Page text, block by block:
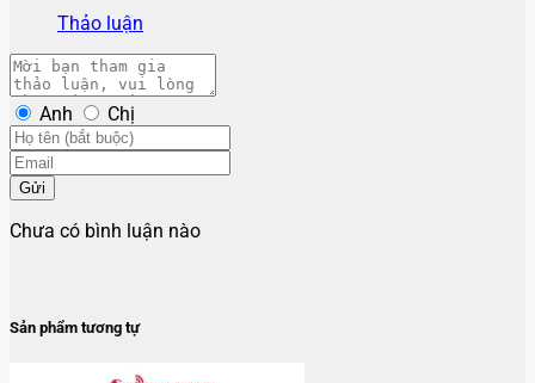
Thảo luận
Anh Chị
Gửi
Chưa có bình luận nào
Sản phẩm tương tự